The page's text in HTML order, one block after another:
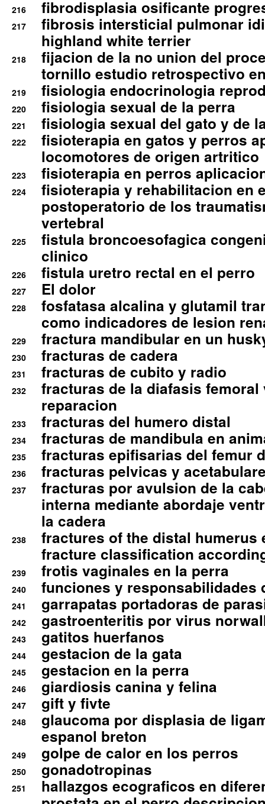
216 fibrodisplasia osificante
217
fibrosis intersticial pulmonar
highland white terrier
218
fijacion de la no union del
tornillo estudio retrospectivo
219 fisiologia endocrinologia
220 fisiologia sexual de la perra
221 fisiologia sexual del gato y de
222
fisioterapia en gatos y perros
locomotores de origen artritico
223 fisioterapia en perros
224
fisioterapia y rehabilitacion en
postoperatorio de los
vertebral
225
fistula broncoesofagica
clinico
226 fistula uretro rectal en el perro
227 El dolor
228
fosfatasa alcalina y glutamil
como indicadores de lesion
229 fractura mandibular en un
230 fracturas de cadera
231 fracturas de cubito y radio
232
fracturas de la diafasis
reparacion
233 fracturas del humero distal
234 fracturas de mandibula en
235 fracturas epifisarias del femur
236 fracturas pelvicas y
237
fracturas por avulsion de la
interna mediante abordaje
la cadera
238
fractures of the distal humerus
fracture classification
239 frotis vaginales en la perra
240 funciones y responsabilidades
241 garrapatas portadoras de
242 gastroenteritis por virus
243 gatitos huerfanos
244 gestacion de la gata
245 gestacion en la perra
246 giardiosis canina y felina
247 gift y fivte
248
glaucoma por displasia de
espanol breton
249 golpe de calor en los perros
250 gonadotropinas
251
hallazgos ecograficos en